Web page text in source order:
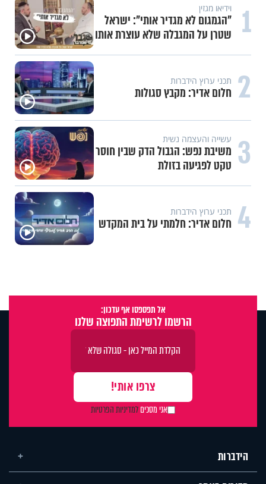
1 וידיאו מגזין
"הגמגום לא מגדיר אותי": ישראל
שטרן על המגבלה שלא עוצרת אותו
2 תכני ערוץ הידברות
חלום אדיר: מקבץ סגולות
3 עשייה והעצמה נשית
משיבת נפש: הגבול הדק שבין חוסר
טקט לפגיעה בזולת
4 תכני ערוץ הידברות
חלום אדיר: חלמתי על בית המקדש
אל תפספסו אף עדכון:
הרשמו לרשימת התפוצה שלנו
אני מסכיםלמדיניות הפרטיות
הידברות